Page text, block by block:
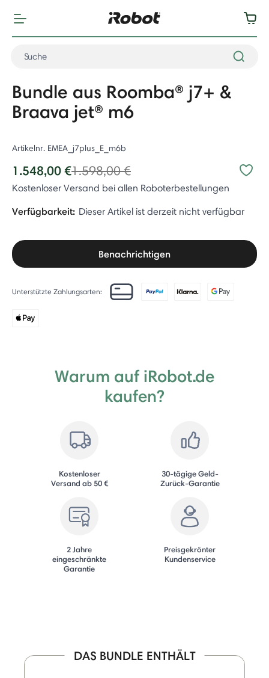
Bundle aus Roomba® j7+ &
Braava jet® m6
Artikelnr. EMEA_j7plus_E_m6b
1.548,00 €Price reduced from
1.598,00 €to
Kostenloser Versand bei allen Roboterbestellungen
Verfügbarkeit: Dieser Artikel ist derzeit nicht verfügbar
Benachrichtigen
Unterstützte Zahlungsarten:
Warum auf iRobot.de
kaufen?
Kostenloser
Versand ab 50 €
30-tägige Geld-
Zurück-Garantie
2 Jahre
eingeschränkte
Garantie
Preisgekrönter
Kundenservice
DAS BUNDLE ENTHÄLT